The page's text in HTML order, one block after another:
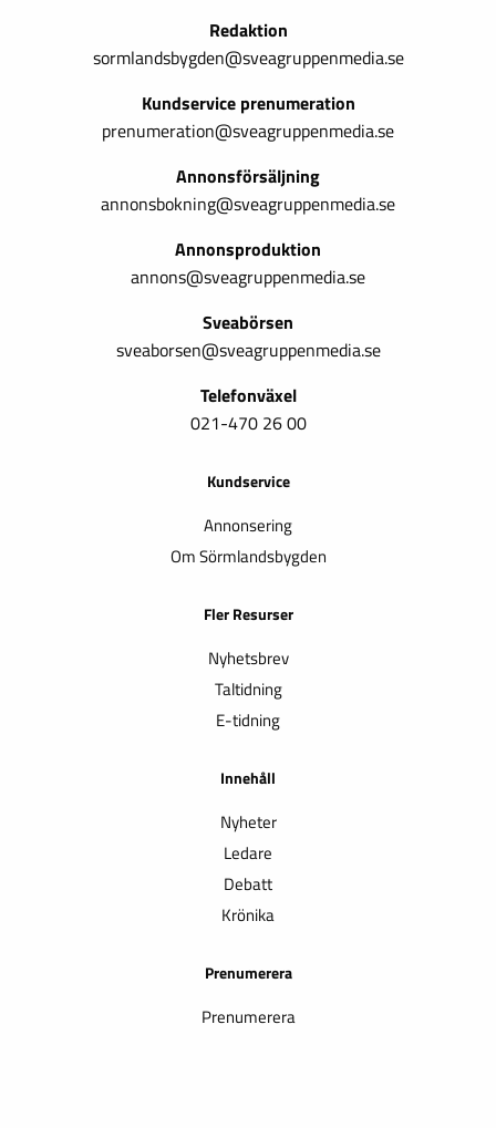
Redaktion
sormlandsbygden@sveagruppenmedia.se
Kundservice prenumeration
prenumeration@sveagruppenmedia.se
Annonsförsäljning
annonsbokning@sveagruppenmedia.se
Annonsproduktion
annons@sveagruppenmedia.se
Sveabörsen
sveaborsen@sveagruppenmedia.se
Telefonväxel
021-470 26 00
Kundservice
Annonsering
Om Sörmlandsbygden
Fler Resurser
Nyhetsbrev
Taltidning
E-tidning
Innehåll
Nyheter
Ledare
Debatt
Krönika
Prenumerera
Prenumerera